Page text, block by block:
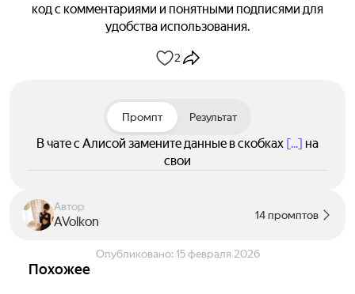
код с комментариями и понятными подписями для
удобства использования.
2
Промпт Результат
В чате с Алисой замените данные в скобках [...] на
свои
Автор
AVolkon 14 промптов
Опубликовано: 15 февраля 2026
Похожее